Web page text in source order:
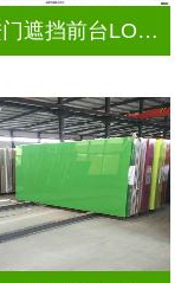
文化进门遮挡前台LOGO玻璃背景墙